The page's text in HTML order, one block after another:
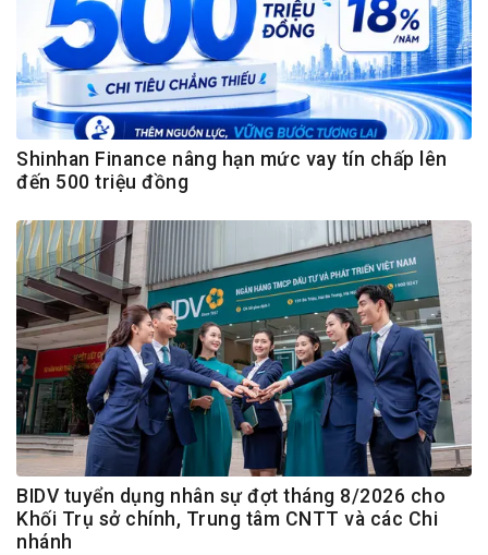
Shinhan Finance nâng hạn mức vay tín chấp lên
đến 500 triệu đồng
BIDV tuyển dụng nhân sự đợt tháng 8/2026 cho
Khối Trụ sở chính, Trung tâm CNTT và các Chi
nhánh